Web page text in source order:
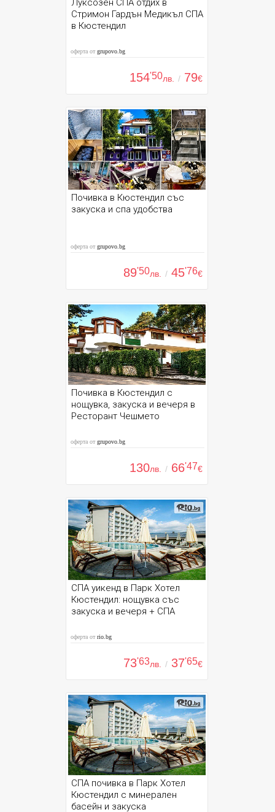
Луксозен СПА отдих в
Стримон Гардън Медикъл СПА
в Кюстендил
оферта отgrupovo.bg
154'50лв. / 79€
Почивка в Кюстендил със
закуска и спа удобства
оферта отgrupovo.bg
89'50лв. / 45'76€
Почивка в Кюстендил с
нощувка, закуска и вечеря в
Ресторант Чешмето
оферта отgrupovo.bg
130лв. / 66'47€
СПА уикенд в Парк Хотел
Кюстендил: нощувка със
закуска и вечеря + СПА
оферта отrio.bg
73'63лв. / 37'65€
СПА почивка в Парк Хотел
Кюстендил с минерален
басейн и закуска